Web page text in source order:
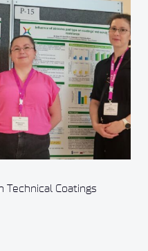
Technical Coatings